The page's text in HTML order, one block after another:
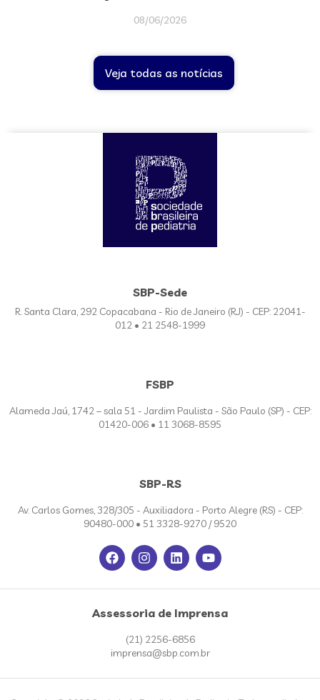
08/06/2026
Veja todas as notícias
SBP-Sede
R. Santa Clara, 292 Copacabana - Rio de Janeiro (RJ) - CEP: 22041-
012 • 21 2548-1999
FSBP
Alameda Jaú, 1742 – sala 51 - Jardim Paulista - São Paulo (SP) - CEP:
01420-006 • 11 3068-8595
SBP-RS
Av. Carlos Gomes, 328/305 - Auxiliadora - Porto Alegre (RS) - CEP:
90480-000 • 51 3328-9270 / 9520
Assessoria de Imprensa
(21) 2256-6856
imprensa@sbp.com.br